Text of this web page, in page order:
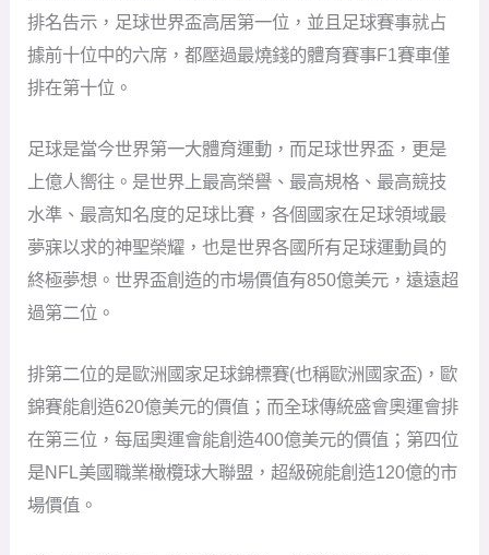
排名告示，足球世界盃高居第一位，並且足球賽事就占
據前十位中的六席，都壓過最燒錢的體育賽事F1賽車僅
排在第十位。
足球是當今世界第一大體育運動，而足球世界盃，更是
上億人嚮往。是世界上最高榮譽、最高規格、最高競技
水準、最高知名度的足球比賽，各個國家在足球領域最
夢寐以求的神聖榮耀，也是世界各國所有足球運動員的
終極夢想。世界盃創造的市場價值有850億美元，遠遠超
過第二位。
排第二位的是歐洲國家足球錦標賽(也稱歐洲國家盃)，歐
錦賽能創造620億美元的價值；而全球傳統盛會奧運會排
在第三位，每屆奧運會能創造400億美元的價值；第四位
是NFL美國職業橄欖球大聯盟，超級碗能創造120億的市
場價值。